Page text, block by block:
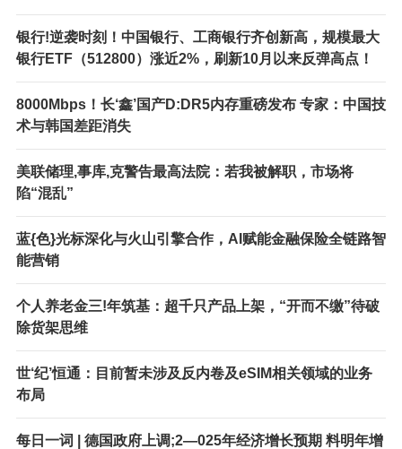
银行!逆袭时刻！中国银行、工商银行齐创新高，规模最大
银行ETF（512800）涨近2%，刷新10月以来反弹高点！
8000Mbps！长‘鑫’国产D:DR5内存重磅发布 专家：中国技
术与韩国差距消失
美联储理,事库,克警告最高法院：若我被解职，市场将
陷“混乱”
蓝{色}光标深化与火山引擎合作，AI赋能金融保险全链路智
能营销
个人养老金三!年筑基：超千只产品上架，“开而不缴”待破
除货架思维
世‘纪’恒通：目前暂未涉及反内卷及eSIM相关领域的业务
布局
每日一词 | 德国政府上调;2—025年经济增长预期 料明年增